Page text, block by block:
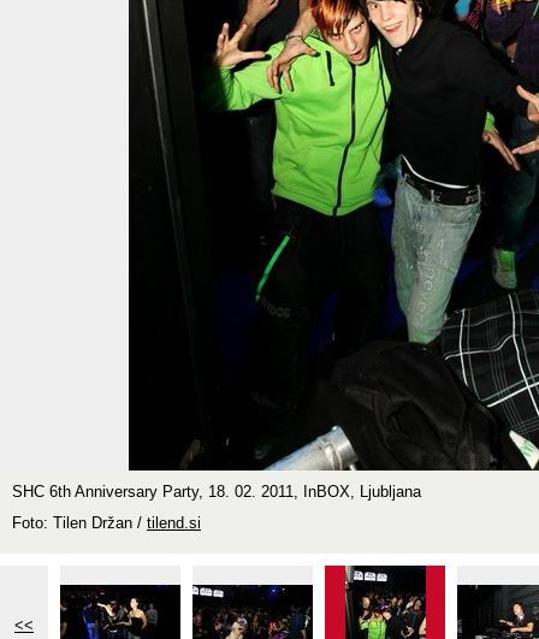
SHC 6th Anniversary Party, 18. 02. 2011, InBOX, Ljubljana
Foto: Tilen Držan / tilend.si
<<